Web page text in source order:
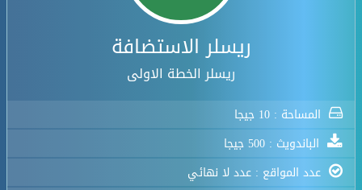
ريسلر الاستضافة
ريسلر الخطة الاولى
المساحة : 10 جيجا
الباندويث : 500 جيجا
عدد المواقع : عدد لا نهائي